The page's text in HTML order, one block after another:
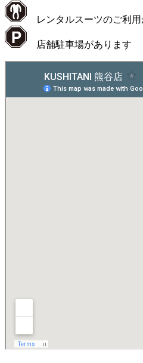
レンタルスーツのご利用
店舗駐車場があります